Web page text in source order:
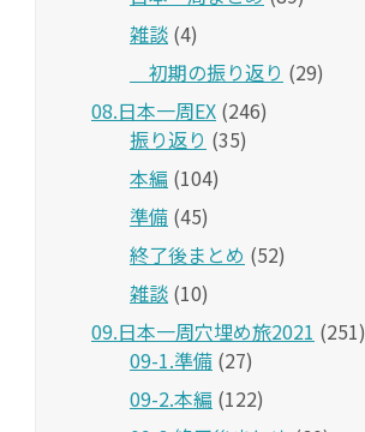
雑談 (4)
＿初期の振り返り (29)
08.日本一周EX (246)
振り返り (35)
本編 (104)
準備 (45)
終了後まとめ (52)
雑談 (10)
09.日本一周穴埋め旅2021 (251)
09-1.準備 (27)
09-2.本編 (122)